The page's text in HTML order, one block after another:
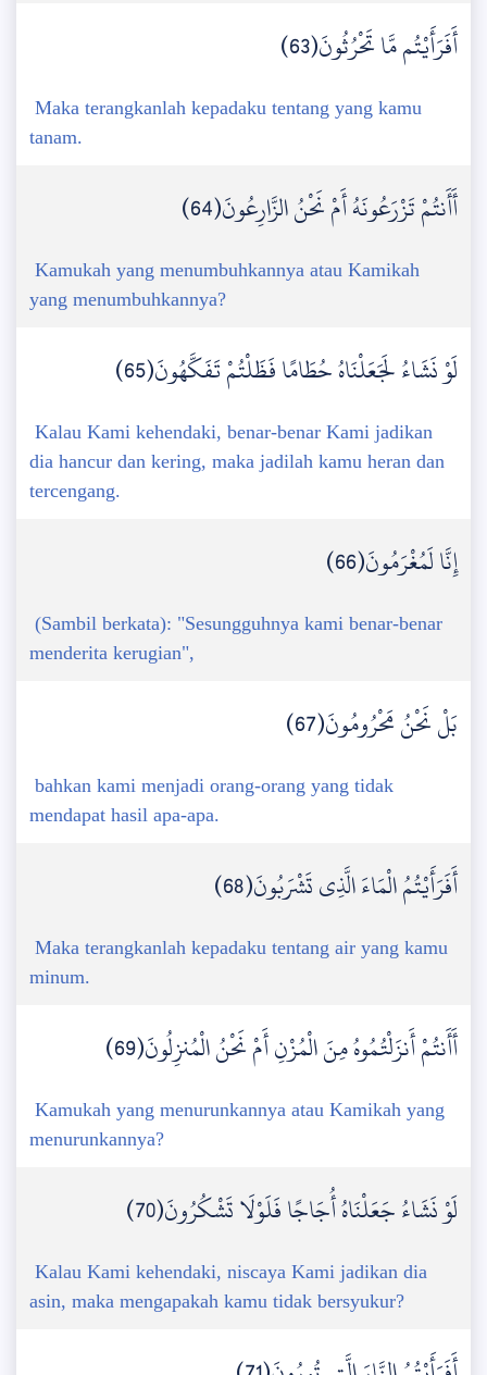
أَفَرَأَيْتُم مَّا تَحْرُثُونَ(63)
Maka terangkanlah kepadaku tentang yang kamu
tanam.
أَأَنتُمْ تَزْرَعُونَهُ أَمْ نَحْنُ الزَّارِعُونَ(64)
Kamukah yang menumbuhkannya atau Kamikah
yang menumbuhkannya?
لَوْ نَشَاءُ لَجَعَلْنَاهُ حُطَامًا فَظَلْتُمْ تَفَكَّهُونَ(65)
Kalau Kami kehendaki, benar-benar Kami jadikan
dia hancur dan kering, maka jadilah kamu heran dan
tercengang.
إِنَّا لَمُغْرَمُونَ(66)
(Sambil berkata): "Sesungguhnya kami benar-benar
menderita kerugian",
بَلْ نَحْنُ مَحْرُومُونَ(67)
bahkan kami menjadi orang-orang yang tidak
mendapat hasil apa-apa.
أَفَرَأَيْتُمُ الْمَاءَ الَّذِي تَشْرَبُونَ(68)
Maka terangkanlah kepadaku tentang air yang kamu
minum.
أَأَنتُمْ أَنزَلْتُمُوهُ مِنَ الْمُزْنِ أَمْ نَحْنُ الْمُنزِلُونَ(69)
Kamukah yang menurunkannya atau Kamikah yang
menurunkannya?
لَوْ نَشَاءُ جَعَلْنَاهُ أُجَاجًا فَلَوْلَا تَشْكُرُونَ(70)
Kalau Kami kehendaki, niscaya Kami jadikan dia
asin, maka mengapakah kamu tidak bersyukur?